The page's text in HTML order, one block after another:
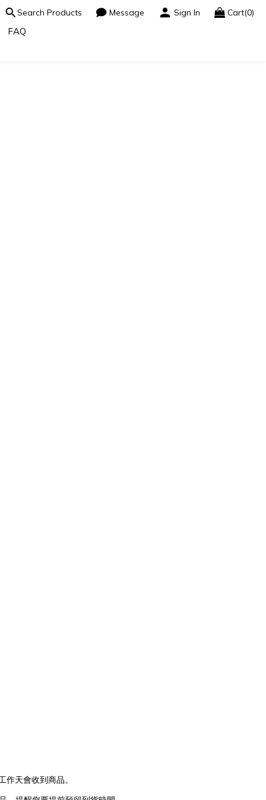
Search Products Message Sign In Cart(0)
FAQ
作天會收到商品。